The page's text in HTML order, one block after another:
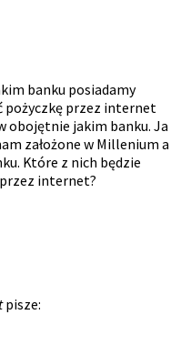
banku posiadamy
pożyczkę przez internet
obojętnie jakim banku. Ja
założone w Millenium a
Które z nich będzie
internet?
pisze: